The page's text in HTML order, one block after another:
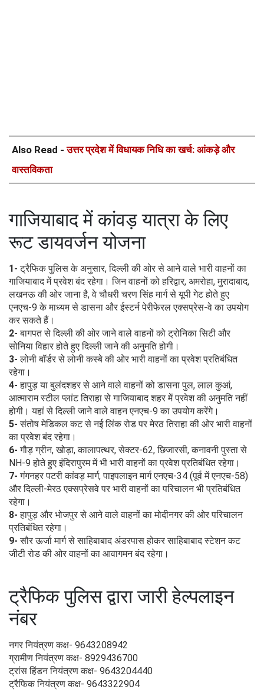
Also Read -उत्तर प्रदेश में विधायक निधि का खर्च: आंकड़े और
वास्तविकता
गाजियाबाद में कांवड़ यात्रा के लिए
रूट डायवर्जन योजना
1- ट्रैफिक पुलिस के अनुसार, दिल्ली की ओर से आने वाले भारी वाहनों का
गाजियाबाद में प्रवेश बंद रहेगा। जिन वाहनों को हरिद्वार, अमरोहा, मुरादाबाद,
लखनऊ की ओर जाना है, वे चौधरी चरण सिंह मार्ग से यूपी गेट होते हुए
एनएच-9 के माध्यम से डासना और ईस्टर्न पेरीफेरल एक्सप्रेस-वे का उपयोग
कर सकते हैं।
2- बागपत से दिल्ली की ओर जाने वाले वाहनों को ट्रोनिका सिटी और
सोनिया विहार होते हुए दिल्ली जाने की अनुमति होगी।
3- लोनी बॉर्डर से लोनी कस्बे की ओर भारी वाहनों का प्रवेश प्रतिबंधित
रहेगा।
4- हापुड़ या बुलंदशहर से आने वाले वाहनों को डासना पुल, लाल कुआं,
आत्माराम स्टील प्लांट तिराहा से गाजियाबाद शहर में प्रवेश की अनुमति नहीं
होगी। यहां से दिल्ली जाने वाले वाहन एनएच-9 का उपयोग करेंगे।
5- संतोष मेडिकल कट से नई लिंक रोड पर मेरठ तिराहा की ओर भारी वाहनों
का प्रवेश बंद रहेगा।
6- गौड़ ग्रीन, खोड़ा, कालापत्थर, सेक्टर-62, छिजारसी, कनावनी पुस्ता से
NH-9 होते हुए इंदिरापुरम में भी भारी वाहनों का प्रवेश प्रतिबंधित रहेगा।
7- गंगनहर पटरी कांवड़ मार्ग, पाइपलाइन मार्ग एनएच-34 (पूर्व में एनएच-58)
और दिल्ली-मेरठ एक्सप्रेसवे पर भारी वाहनों का परिचालन भी प्रतिबंधित
रहेगा।
8- हापुड़ और भोजपुर से आने वाले वाहनों का मोदीनगर की ओर परिचालन
प्रतिबंधित रहेगा।
9- सौर ऊर्जा मार्ग से साहिबाबाद अंडरपास होकर साहिबाबाद स्टेशन कट
जीटी रोड की ओर वाहनों का आवागमन बंद रहेगा।
ट्रैफिक पुलिस द्वारा जारी हेल्पलाइन
नंबर
नगर नियंत्रण कक्ष- 9643208942
ग्रामीण नियंत्रण कक्ष- 8929436700
ट्रांस हिंडन नियंत्रण कक्ष- 9643204440
ट्रैफिक नियंत्रण कक्ष- 9643322904